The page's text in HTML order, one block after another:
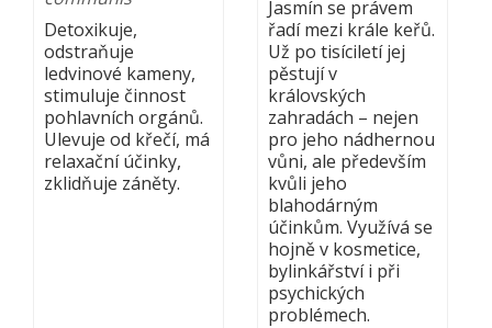
Detoxikuje,
odstraňuje
ledvinové kameny,
stimuluje činnost
pohlavních orgánů.
Ulevuje od křečí, má
relaxační účinky,
zklidňuje záněty.
Jasmín se právem
řadí mezi krále keřů.
Už po tisíciletí jej
pěstují v
královských
zahradách – nejen
pro jeho nádhernou
vůni, ale především
kvůli jeho
blahodárným
účinkům. Využívá se
hojně v kosmetice,
bylinkářství i při
psychických
problémech.